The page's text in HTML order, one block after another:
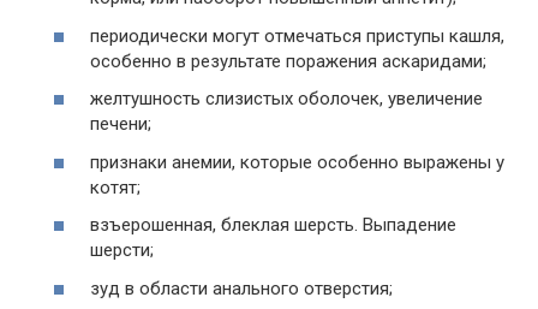
периодически могут отмечаться приступы кашля,
особенно в результате поражения аскаридами;
желтушность слизистых оболочек, увеличение
печени;
признаки анемии, которые особенно выражены у
котят;
взъерошенная, блеклая шерсть. Выпадение
шерсти;
зуд в области анального отверстия;